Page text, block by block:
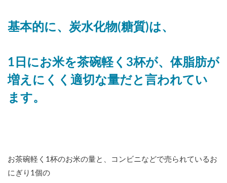
基本的に、炭水化物(糖質)は、
1日にお米を茶碗軽く3杯が、体脂肪が
増えにくく適切な量だと言われてい
ます。
お茶碗軽く1杯のお米の量と、コンビニなどで売られているお
にぎり1個の